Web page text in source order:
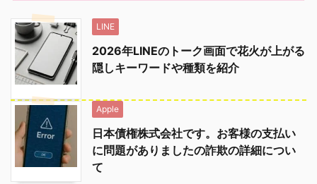
LINE
2026年LINEのトーク画面で花火が上がる
隠しキーワードや種類を紹介
Apple
日本債権株式会社です。お客様の支払い
に問題がありましたの詐欺の詳細につい
て